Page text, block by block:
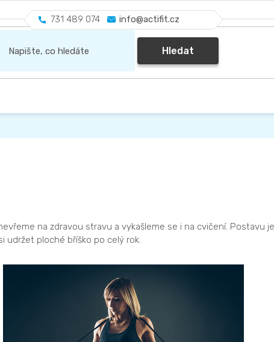
731 489 074 info@actifit.cz
Hledat
na zdravou stravu a vykašleme se i na cvičení. Postavu
udržet ploché bříško po celý rok.